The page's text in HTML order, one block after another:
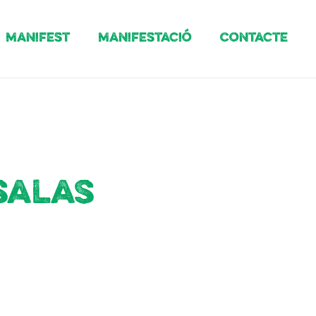
Manifest Manifestació Contacte